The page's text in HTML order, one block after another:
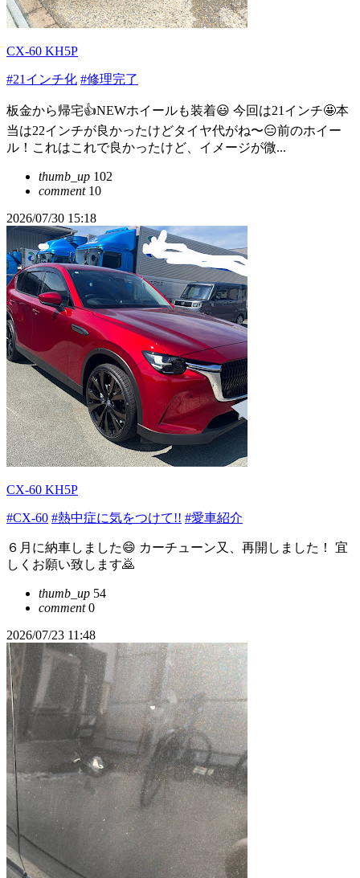
CX-60 KH5P
#21インチ化 #修理完了
板金から帰宅👍NEWホイールも装着😃 今回は21インチ🤩本
当は22インチが良かったけどタイヤ代がね〜😑前のホイー
ル！これはこれで良かったけど、イメージが微...
thumb_up 102
comment10
2026/07/30 15:18
CX-60 KH5P
#CX-60 #熱中症に気をつけて!! #愛車紹介
６月に納車しました😄 カーチューン又、再開しました！ 宜
しくお願い致します🙇
thumb_up 54
comment0
2026/07/23 11:48